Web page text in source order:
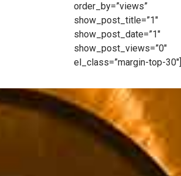
order_by=”views”
show_post_title=”1″
show_post_date=”1″
show_post_views=”0″
el_class=”margin-top-30″]